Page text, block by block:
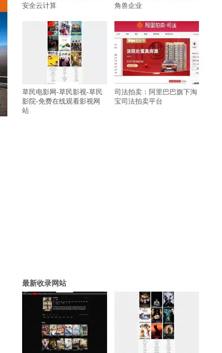
安全云计算
角兽企业
草民电影网-草民影视-草民
影院-免费在线观看影视网
站
司法拍卖：阿里巴巴旗下淘
宝司法拍卖平台
最新收录网站